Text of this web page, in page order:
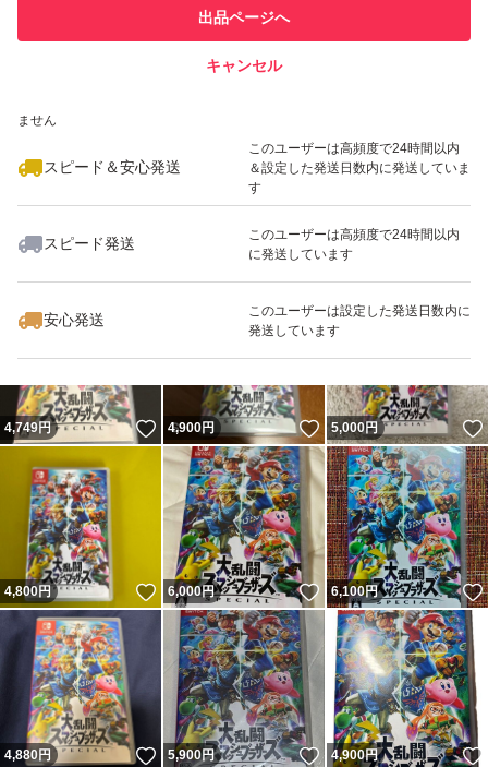
での取引実績があります
ません
スピード＆安心発送
このユーザーは高頻度で24時間以内
＆設定した発送日数内に発送していま
す
スピード発送
このユーザーは高頻度で24時間以内
に発送しています
安心発送
このユーザーは設定した発送日数内に
発送しています
出品ページへ
キャンセル
いいね！
5,200
4,749円 いいね！
4,900円 いいね！
5,000円
4,800円 いいね！
6,000円 いいね！
6,100円
4,880円 いいね！
5,900円 いいね！
4,900円